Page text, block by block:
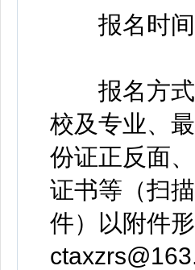
报名时间
报名方式
校及专业、
份证正反面
证书等（扫
件）以附件